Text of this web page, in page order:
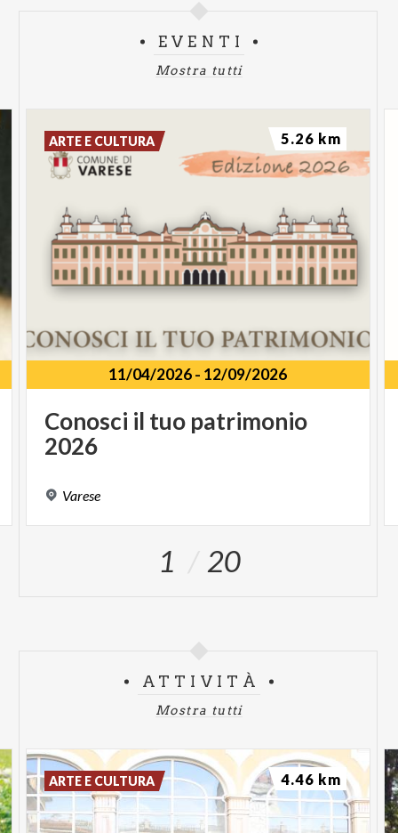
EVENTI
Mostra tutti
11/04/2026- 12/09/2026
Conosci il tuo patrimonio
2026
Varese
ARTE E CULTURA 5.26 km
1 20
ATTIVITÀ
Mostra tutti
ARTE E CULTURA 4.46 km